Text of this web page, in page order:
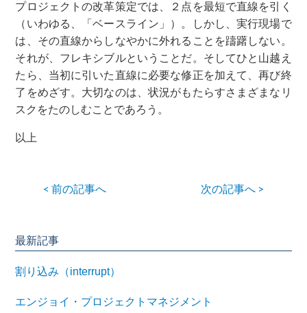
プロジェクトの改革策定では、２点を最短で直線を引く
（いわゆる、「ベースライン」）。しかし、実行現場で
は、その直線からしなやかに外れることを躊躇しない。
それが、フレキシブルということだ。そしてひと山越え
たら、当初に引いた直線に必要な修正を加えて、再び終
了をめざす。大切なのは、状況がもたらすさまざまなリ
スクをたのしむことであろう。
以上
< 前の記事へ 次の記事へ >
最新記事
割り込み（interrupt）
エンジョイ・プロジェクトマネジメント